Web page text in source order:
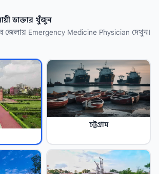
ডাক্তার খুঁজুন
জেলায় Emergency Medicine Physician দেখুন।
চট্টগ্রাম